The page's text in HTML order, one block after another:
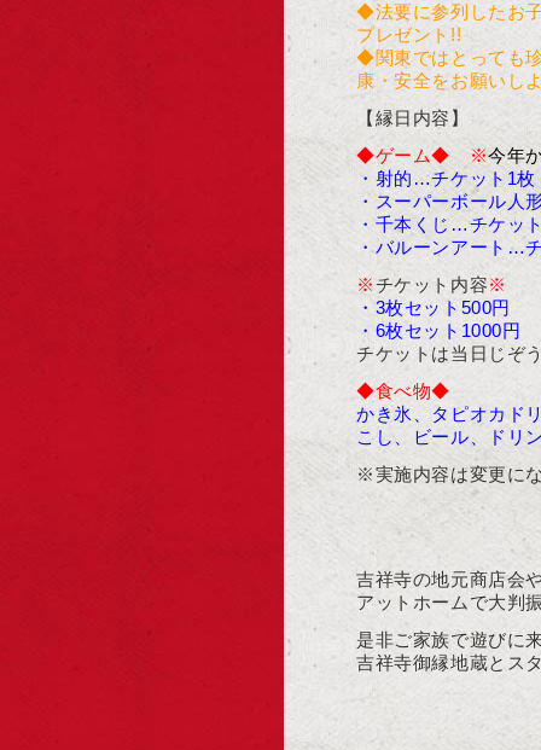
◆法要に参列したお
プレゼント!!
◆関東ではとっても
康・安全をお願いし
【縁日内容】
◆ゲーム◆
※今年
・射的…チケット1枚
・スーパーボール人
・千本くじ…チケッ
・バルーンアート
※チケット内容※
・3枚セット500円
・6枚セット1000円
チケットは当日じぞ
◆食べ物◆
かき氷、タピオカド
こし、ビール、ドリ
※実施内容は変更に
吉祥寺の地元商店会
アットホームで大判
是非ご家族で遊びに
吉祥寺御縁地蔵とス